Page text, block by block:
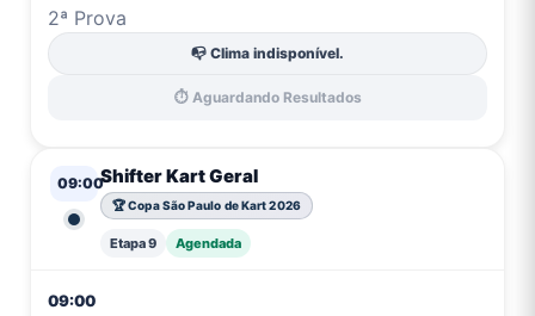
2ª Prova
📭 Clima indisponível.
⏱️ Aguardando Resultados
09:00Shifter Kart Geral
🏆 Copa São Paulo de Kart 2026
Etapa 9 Agendada
09:00